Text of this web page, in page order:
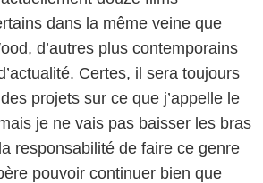
dans la même veine que
d’autres plus contemporains
Certes, il sera toujours
projets sur ce que j’appelle le
je ne vais pas baisser les bras
responsabilité de faire ce genre
pouvoir continuer bien que